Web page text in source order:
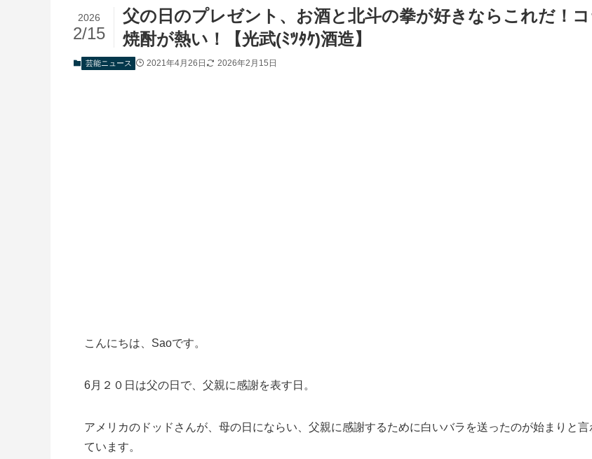
父の日のプレゼント、お酒と北斗の拳が好きならこれだ！
焼酎が熱い！【光武(ﾐﾂﾀｹ)酒造】
2026
2/15
芸能ニュース 2021年4月26日 2026年2月15日
こんにちは、Saoです。
6月２０日は父の日で、父親に感謝を表す日。
アメリカのドッドさんが、母の日にならい、父親に感謝するために白いバラを送ったのが始まりと言
ています。